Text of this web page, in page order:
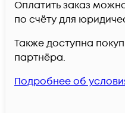
Оплатить заказ
по счёту для
Также доступна
партнёра.
Подробнее об